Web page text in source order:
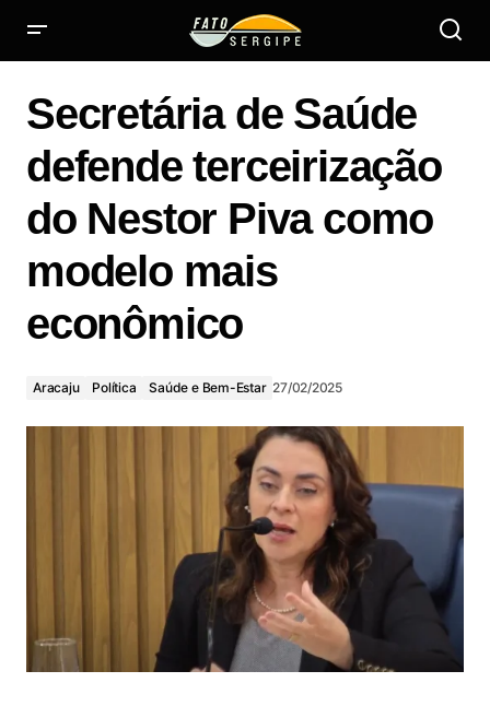
Secretária de Saúde
defende terceirização
do Nestor Piva como
modelo mais
econômico
Aracaju Política Saúde e Bem-Estar 27/02/2025